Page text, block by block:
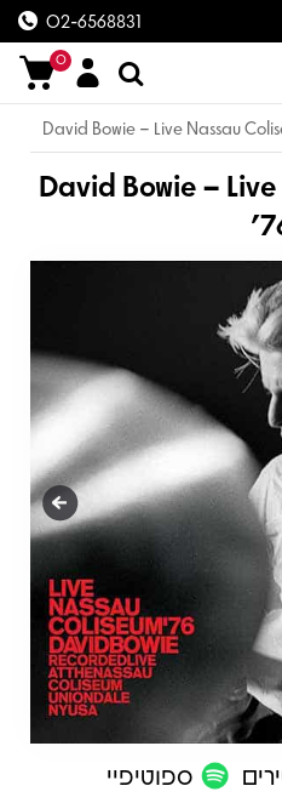
02-6568831
0
David Bowie – Live Nassau
David Bowie –
ספוטיפיי